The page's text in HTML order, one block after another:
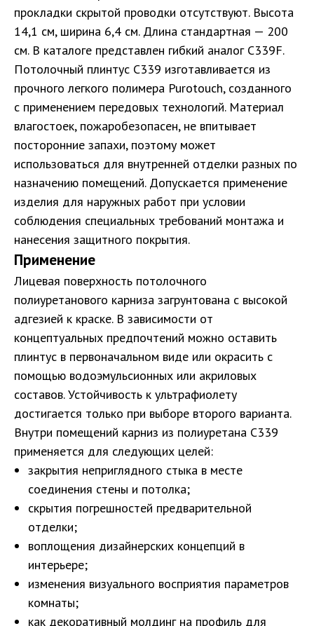
прокладки скрытой проводки отсутствуют. Высота
14,1 см, ширина 6,4 см. Длина стандартная — 200
см. В каталоге представлен гибкий аналог C339F.
Потолочный плинтус С339 изготавливается из
прочного легкого полимера Purotouch, созданного
с применением передовых технологий. Материал
влагостоек, пожаробезопасен, не впитывает
посторонние запахи, поэтому может
использоваться для внутренней отделки разных по
назначению помещений. Допускается применение
изделия для наружных работ при условии
соблюдения специальных требований монтажа и
нанесения защитного покрытия.
Применение
Лицевая поверхность потолочного
полиуретанового карниза загрунтована с высокой
адгезией к краске. В зависимости от
концептуальных предпочтений можно оставить
плинтус в первоначальном виде или окрасить с
помощью водоэмульсионных или акриловых
составов. Устойчивость к ультрафиолету
достигается только при выборе второго варианта.
Внутри помещений карниз из полиуретана С339
применяется для следующих целей:
закрытия неприглядного стыка в месте
соединения стены и потолка;
скрытия погрешностей предварительной
отделки;
воплощения дизайнерских концепций в
интерьере;
изменения визуального восприятия параметров
комнаты;
как декоративный молдинг на профиль для